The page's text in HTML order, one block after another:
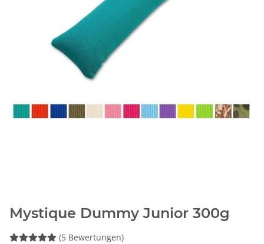
Mystique Dummy Junior 300g
(5 Bewertungen)